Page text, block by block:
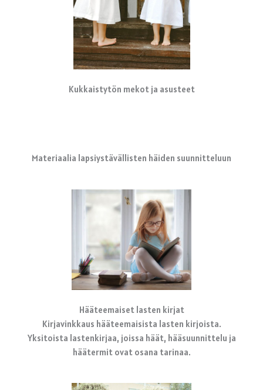
Kukkaistytön mekot ja asusteet
Materiaalia lapsiystävällisten häiden suunnitteluun
Hääteemaiset lasten kirjat
Kirjavinkkaus hääteemaisista lasten kirjoista.
Yksitoista lastenkirjaa, joissa häät, hääsuunnittelu ja
häätermit ovat osana tarinaa.